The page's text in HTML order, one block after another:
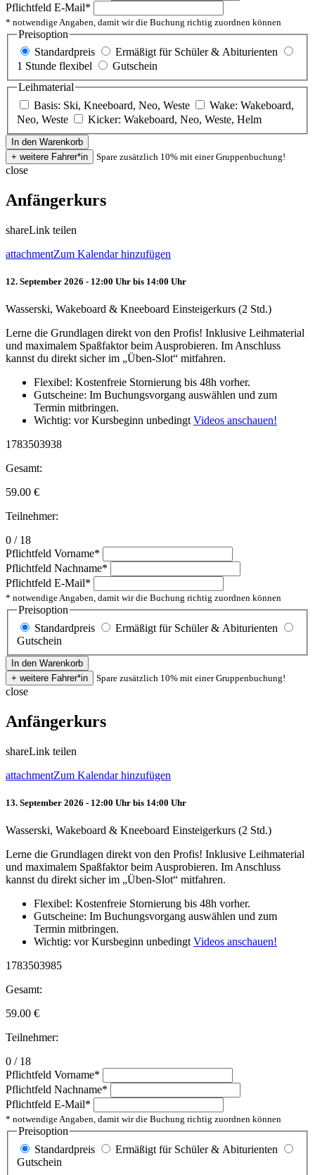
Pflichtfeld E-Mail*
* notwendige Angaben, damit wir die Buchung richtig zuordnen können
Preisoption
Standardpreis
Ermäßigt für Schüler & Abiturienten
1 Stunde flexibel
Gutschein
Leihmaterial
Basis: Ski, Kneeboard, Neo, Weste
Wake: Wakeboard,
Neo, Weste
Kicker: Wakeboard, Neo, Weste, Helm
Spare zusätzlich 10% mit einer Gruppenbuchung!
close
Anfängerkurs
shareLink teilen
attachmentZum Kalendar hinzufügen
12. September 2026 - 12:00 Uhr bis 14:00 Uhr
Wasserski, Wakeboard & Kneeboard Einsteigerkurs (2 Std.)
Lerne die Grundlagen direkt von den Profis! Inklusive Leihmaterial
und maximalem Spaßfaktor beim Ausprobieren. Im Anschluss
kannst du direkt sicher im „Üben-Slot“ mitfahren.
Flexibel: Kostenfreie Stornierung bis 48h vorher.
Gutscheine: Im Buchungsvorgang auswählen und zum
Termin mitbringen.
Wichtig: vor Kursbeginn unbedingt Videos anschauen!
1783503938
Gesamt:
59.00 €
Teilnehmer:
0 / 18
Pflichtfeld Vorname*
Pflichtfeld Nachname*
Pflichtfeld E-Mail*
* notwendige Angaben, damit wir die Buchung richtig zuordnen können
Preisoption
Standardpreis
Ermäßigt für Schüler & Abiturienten
Gutschein
Spare zusätzlich 10% mit einer Gruppenbuchung!
close
Anfängerkurs
shareLink teilen
attachmentZum Kalendar hinzufügen
13. September 2026 - 12:00 Uhr bis 14:00 Uhr
Wasserski, Wakeboard & Kneeboard Einsteigerkurs (2 Std.)
Lerne die Grundlagen direkt von den Profis! Inklusive Leihmaterial
und maximalem Spaßfaktor beim Ausprobieren. Im Anschluss
kannst du direkt sicher im „Üben-Slot“ mitfahren.
Flexibel: Kostenfreie Stornierung bis 48h vorher.
Gutscheine: Im Buchungsvorgang auswählen und zum
Termin mitbringen.
Wichtig: vor Kursbeginn unbedingt Videos anschauen!
1783503985
Gesamt:
59.00 €
Teilnehmer:
0 / 18
Pflichtfeld Vorname*
Pflichtfeld Nachname*
Pflichtfeld E-Mail*
* notwendige Angaben, damit wir die Buchung richtig zuordnen können
Preisoption
Standardpreis
Ermäßigt für Schüler & Abiturienten
Gutschein